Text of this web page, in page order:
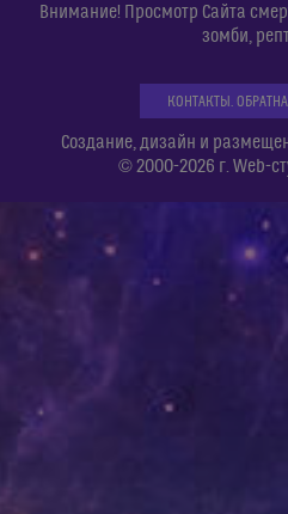
Внимание! Просмотр Сайта
зомби,
КОНТАКТЫ.
Создание, дизайн и
© 2000-2026 г. Web-